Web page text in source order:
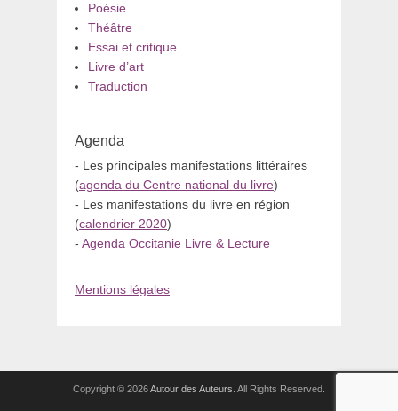
Poésie
Théâtre
Essai et critique
Livre d’art
Traduction
Agenda
- Les principales manifestations littéraires
(agenda du Centre national du livre)
- Les manifestations du livre en région
(calendrier 2020)
- Agenda Occitanie Livre & Lecture
Mentions légales
Copyright © 2026Autour des Auteurs . All Rights Reserved.